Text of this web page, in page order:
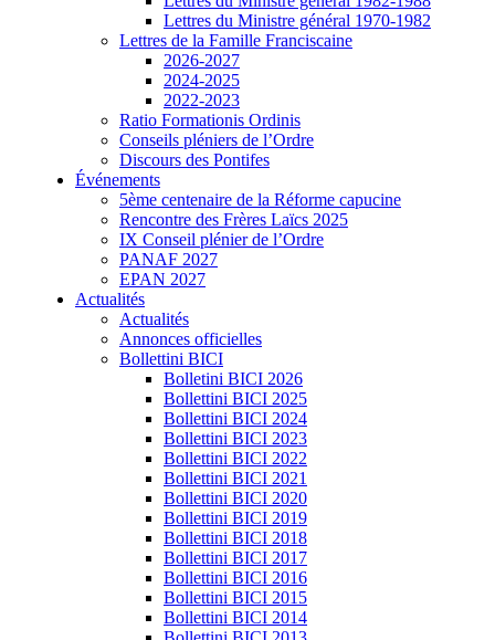
Lettres du Ministre général 1970-1982
Lettres de la Famille Franciscaine
2026-2027
2024-2025
2022-2023
Ratio Formationis Ordinis
Conseils pléniers de l’Ordre
Discours des Pontifes
Événements
5ème centenaire de la Réforme capucine
Rencontre des Frères Laïcs 2025
IX Conseil plénier de l’Ordre
PANAF 2027
EPAN 2027
Actualités
Actualités
Annonces officielles
Bollettini BICI
Bolletini BICI 2026
Bollettini BICI 2025
Bollettini BICI 2024
Bollettini BICI 2023
Bollettini BICI 2022
Bollettini BICI 2021
Bollettini BICI 2020
Bollettini BICI 2019
Bollettini BICI 2018
Bollettini BICI 2017
Bollettini BICI 2016
Bollettini BICI 2015
Bollettini BICI 2014